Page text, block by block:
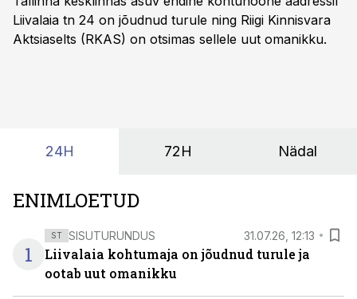
Liivalaia tn 24 on jõudnud turule ning Riigi Kinnisvara
Aktsiaselts (RKAS) on otsimas sellele uut omanikku.
24H 72H Nädal
ENIMLOETUD
1
ST SISUTURUNDUS 31.07.26, 12:13
Liivalaia kohtumaja on jõudnud turule ja
ootab uut omanikku